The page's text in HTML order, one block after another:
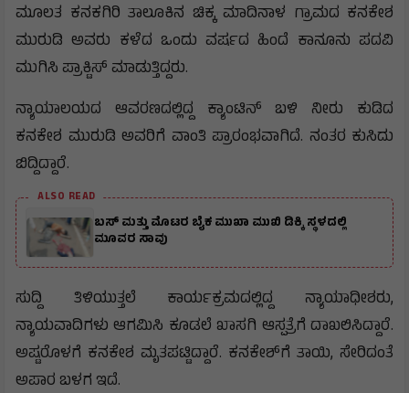
ಮೂಲತ ಕನಕಗಿರಿ ತಾಲೂಕಿನ ಚಿಕ್ಕ ಮಾದಿನಾಳ ಗ್ರಾಮದ ಕನಕೇಶ
ಮುರುಡಿ ಅವರು ಕಳೆದ ಒಂದು ವರ್ಷದ ಹಿಂದೆ ಕಾನೂನು ಪದವಿ
ಮುಗಿಸಿ ಪ್ರಾಕ್ಟಿಸ್ ಮಾಡುತ್ತಿದ್ದರು.
ನ್ಯಾಯಾಲಯದ ಆವರಣದಲ್ಲಿದ್ದ ಕ್ಯಾಂಟಿನ್ ಬಳಿ ನೀರು ಕುಡಿದ
ಕನಕೇಶ ಮುರುಡಿ ಅವರಿಗೆ ವಾಂತಿ ಪ್ರಾರಂಭವಾಗಿದೆ. ನಂತರ ಕುಸಿದು
ಬಿದ್ದಿದ್ದಾರೆ.
ALSO READ
ಬಸ್ ಮತ್ತು ಮೊಟರ ಬೈಕ ಮುಖಾ ಮುಖಿ‌ ಡಿಕ್ಕಿ ಸ್ಥಳದಲ್ಲಿ
ಮೂವರ ಸಾವು
ಸುದ್ದಿ ತಿಳಿಯುತ್ತಲೆ ಕಾರ್ಯಕ್ರಮದಲ್ಲಿದ್ದ ನ್ಯಾಯಾಧೀಶರು,
ನ್ಯಾಯವಾದಿಗಳು ಆಗಮಿಸಿ ಕೂಡಲೆ ಖಾಸಗಿ ಆಸ್ಪತ್ರೆಗೆ ದಾಖಲಿಸಿದ್ದಾರೆ.
ಅಷ್ಟರೊಳಗೆ ಕನಕೇಶ ಮೃತಪಟ್ಟಿದ್ದಾರೆ. ಕನಕೇಶ್‌ಗೆ ತಾಯಿ, ಸೇರಿದಂತೆ
ಅಪಾರ ಬಳಗ ಇದೆ.